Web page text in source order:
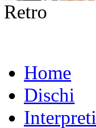
Retro
Home
Dischi
Interpreti